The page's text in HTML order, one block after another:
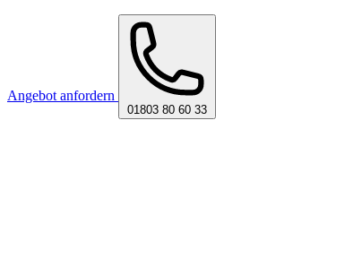
Angebot anfordern
01803 80 60 33